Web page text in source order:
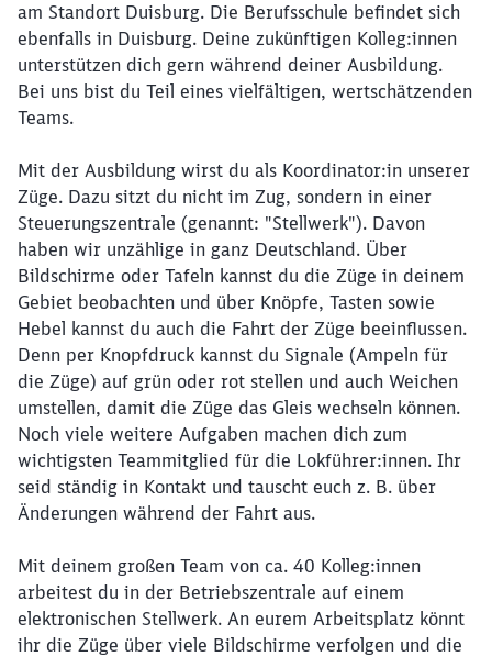
am Standort Duisburg. Die Berufsschule befindet sich
ebenfalls in Duisburg. Deine zukünftigen Kolleg:innen
unterstützen dich gern während deiner Ausbildung.
Bei uns bist du Teil eines vielfältigen, wertschätzenden
Teams.
Mit der Ausbildung wirst du als Koordinator:in unserer
Züge. Dazu sitzt du nicht im Zug, sondern in einer
Steuerungszentrale (genannt: "Stellwerk"). Davon
haben wir unzählige in ganz Deutschland. Über
Bildschirme oder Tafeln kannst du die Züge in deinem
Gebiet beobachten und über Knöpfe, Tasten sowie
Hebel kannst du auch die Fahrt der Züge beeinflussen.
Denn per Knopfdruck kannst du Signale (Ampeln für
die Züge) auf grün oder rot stellen und auch Weichen
umstellen, damit die Züge das Gleis wechseln können.
Noch viele weitere Aufgaben machen dich zum
wichtigsten Teammitglied für die Lokführer:innen. Ihr
seid ständig in Kontakt und tauscht euch z. B. über
Änderungen während der Fahrt aus.
Mit deinem großen Team von ca. 40 Kolleg:innen
arbeitest du in der Betriebszentrale auf einem
elektronischen Stellwerk. An eurem Arbeitsplatz könnt
ihr die Züge über viele Bildschirme verfolgen und die